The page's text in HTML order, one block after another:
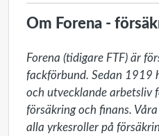
Om Forena -
Forena (tidigare FTF) är
fackförbund. Sedan 1919
och utvecklande arbetsliv
försäkring och finans.
alla yrkesroller på